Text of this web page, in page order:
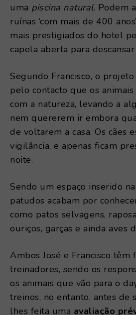
uma piscina natural. Podem
ruínas ‘com mais de 400
mais prestigiados do hotel
capela aberta para
Segundo Francisco, o
pelo contacto que os
com a natureza, levando a
nem quererem ir embora
de voltarem a casa. Os cães
vigilância, e apenas ficam
noite.
Sendo um espaço inserido
patudos acabam por
como patos selvagens,
ouriços, garças e ainda aves
Ambos José e Francisco têm
treinadores, sendo os
os animais que vão para o
treinos, no entanto, antes de
lhes feita uma avaliação